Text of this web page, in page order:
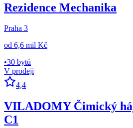
Rezidence Mechanika
Praha 3
od 6,6 mil Kč
•30 bytů
V prodeji
4,4
VILADOMY Čimický
C1